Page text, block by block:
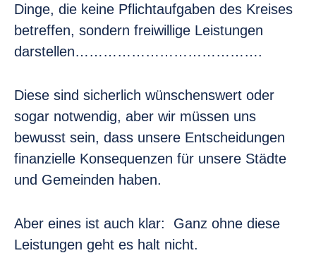
Dinge, die keine Pflichtaufgaben des Kreises
betreffen, sondern freiwillige Leistungen
darstellen………………………………….
Diese sind sicherlich wünschenswert oder
sogar notwendig, aber wir müssen uns
bewusst sein, dass unsere Entscheidungen
finanzielle Konsequenzen für unsere Städte
und Gemeinden haben.
Aber eines ist auch klar: Ganz ohne diese
Leistungen geht es halt nicht.